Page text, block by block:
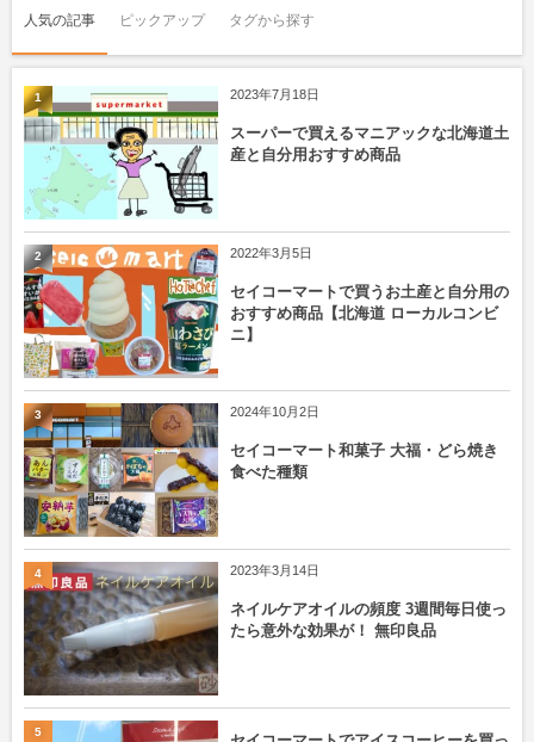
人気の記事 ピックアップ タグから探す
2023年7月18日
スーパーで買えるマニアックな北海道土
産と自分用おすすめ商品
1
2022年3月5日
セイコーマートで買うお土産と自分用の
おすすめ商品【北海道 ローカルコンビ
ニ】
2
2024年10月2日
セイコーマート和菓子 大福・どら焼き
食べた種類
3
2023年3月14日
ネイルケアオイルの頻度 3週間毎日使っ
たら意外な効果が！ 無印良品
4
5